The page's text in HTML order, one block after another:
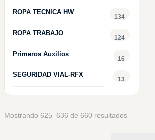
ROPA TECNICA HW
134
ROPA TRABAJO
124
Primeros Auxilios
16
SEGURIDAD VIAL-RFX
13
Mostrando 625–636 de 660 resultadosOrdenado